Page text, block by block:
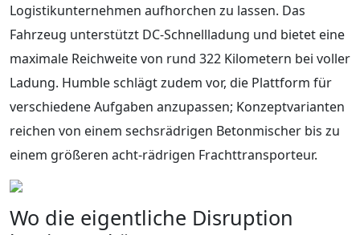
Logistikunternehmen aufhorchen zu lassen. Das
Fahrzeug unterstützt DC-Schnellladung und bietet eine
maximale Reichweite von rund 322 Kilometern bei voller
Ladung. Humble schlägt zudem vor, die Plattform für
verschiedene Aufgaben anzupassen; Konzeptvarianten
reichen von einem sechsrädrigen Betonmischer bis zu
einem größeren acht-rädrigen Frachttransporteur.
Wo die eigentliche Disruption